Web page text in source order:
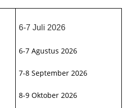
6-7 Juli 2026
6-7 Agustus 2026
7-8 September 2026
8-9 Oktober 2026